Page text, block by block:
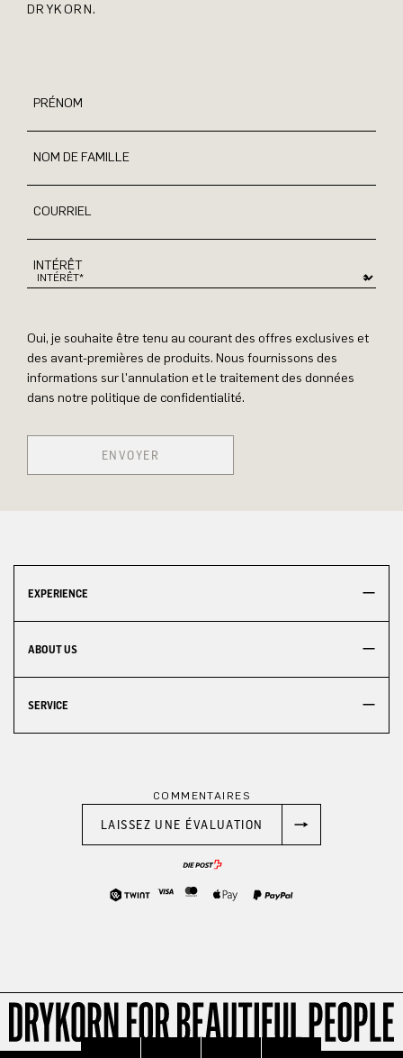
DRYKORN.
PRÉNOM
NOM DE FAMILLE
COURRIEL
INTÉRÊT
Oui, je souhaite être tenu au courant des offres exclusives et
des avant-premières de produits. Nous fournissons des
informations sur l'annulation et le traitement des données
dans notre politique de confidentialité.
ENVOYER
EXPERIENCE
ABOUT US
SERVICE
COMMENTAIRES
LAISSEZ UNE ÉVALUATION